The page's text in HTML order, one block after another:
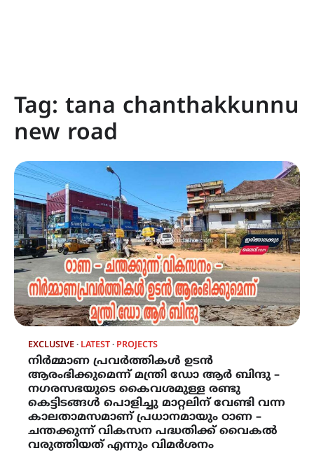
Tag: tana chanthakkunnu
new road
EXCLUSIVE LATEST PROJECTS
നിർമ്മാണ പ്രവർത്തികൾ ഉടൻ
ആരംഭിക്കുമെന്ന് മന്ത്രി ഡോ ആർ ബിന്ദു –
നഗരസഭയുടെ കൈവശമുള്ള രണ്ടു
കെട്ടിടങ്ങൾ പൊളിച്ചു മാറ്റലിന് വേണ്ടി വന്ന
കാലതാമസമാണ് പ്രധാനമായും ഠാണ –
ചന്തക്കുന്ന് വികസന പദ്ധതിക്ക് വൈകൽ
വരുത്തിയത് എന്നും വിമർശനം